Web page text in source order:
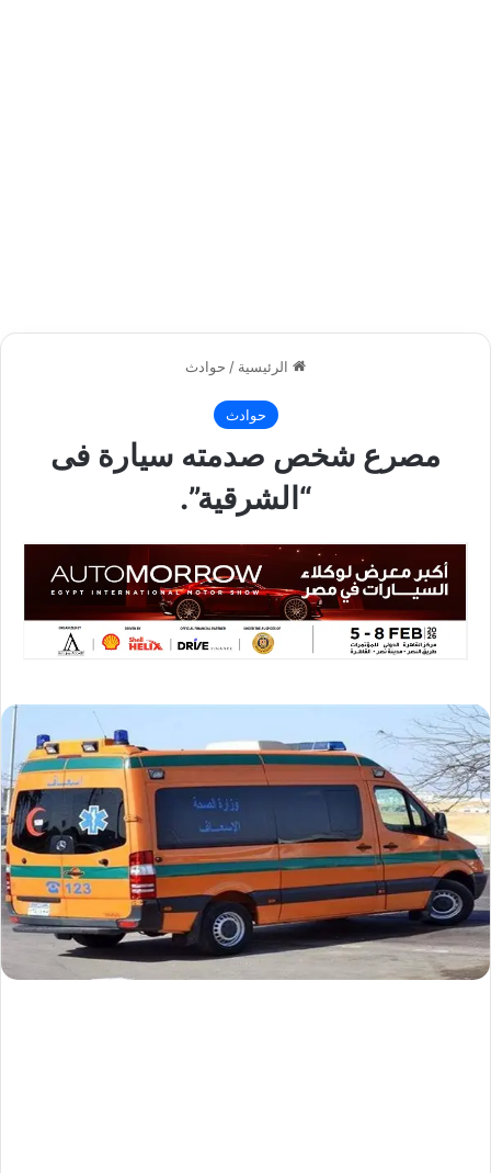
الرئيسية / حوادث
حوادث
مصرع شخص صدمته سيارة فى
“الشرقية”.